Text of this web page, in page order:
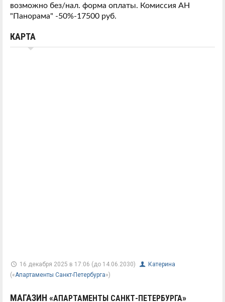
возможно без/нал. форма оплаты. Комиссия АН
"Панорама" -50%-17500 руб.
КАРТА
16 декабря 2025 в 17:06 (до 14.06.2030)
Катерина
(«Апартаменты Санкт-Петербурга»)
МАГАЗИН «АПАРТАМЕНТЫ САНКТ-ПЕТЕРБУРГА»